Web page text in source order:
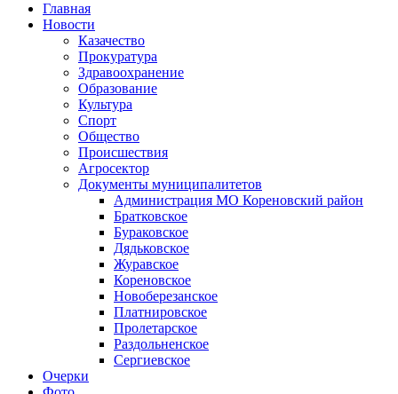
Главная
Новости
Казачество
Прокуратура
Здравоохранение
Образование
Культура
Спорт
Общество
Происшествия
Агросектор
Документы муниципалитетов
Администрация МО Кореновский район
Братковское
Бураковское
Дядьковское
Журавское
Кореновское
Новоберезанское
Платнировское
Пролетарское
Раздольненское
Сергиевское
Очерки